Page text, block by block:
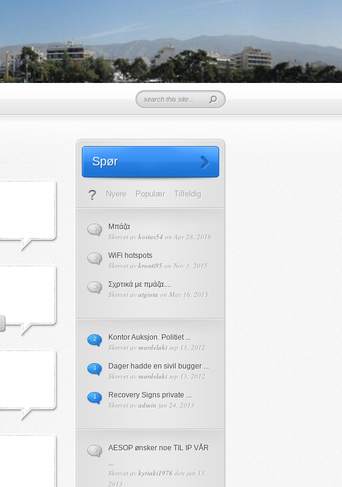
Spør
Nyere Populær Tilfeldig
Μπάζα
Skrevet av kostas54 on Apr 28, 2016
0
WiFi hotspots
Skrevet av kronti95 on Nov 3, 2015
0
Σχρτικά με πμάζα....
Skrevet av atgiota on May 16, 2015
0
Kontor Auksjon. Politiet ...
Skrevet av mardelaki sep 13, 2012
2
Dager hadde en sivil bugger ...
Skrevet av mardelaki sep 13, 2012
1
Recovery Signs private ...
Skrevet av admin jan 24, 2013
1
AESOP ønsker noe TIL IP VÅR
...
Skrevet av kyriaki1976 den jun 13,
2013
0